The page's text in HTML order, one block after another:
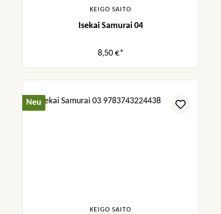
KEIGO SAITO
Isekai Samurai 04
8,50 €*
Neu
KEIGO SAITO